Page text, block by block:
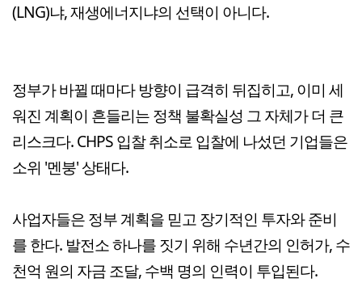
(LNG)냐, 재생에너지냐의 선택이 아니다.
정부가 바뀔 때마다 방향이 급격히 뒤집히고, 이미 세
워진 계획이 흔들리는 정책 불확실성 그 자체가 더 큰
리스크다. CHPS 입찰 취소로 입찰에 나섰던 기업들은
소위 '멘붕' 상태다.
사업자들은 정부 계획을 믿고 장기적인 투자와 준비
를 한다. 발전소 하나를 짓기 위해 수년간의 인허가, 수
천억 원의 자금 조달, 수백 명의 인력이 투입된다.